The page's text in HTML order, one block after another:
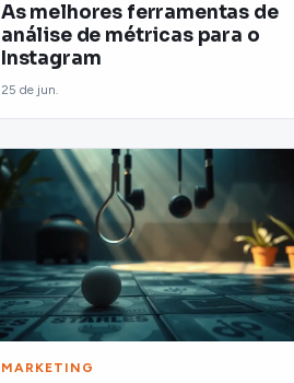
As melhores ferramentas de
análise de métricas para o
Instagram
25 de jun.
MARKETING